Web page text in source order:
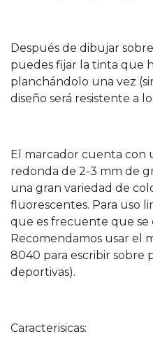
Después de dibujar
puedes fijar la tinta que
planchándolo una vez
diseño será resistente a
El marcador cuenta con
redonda de 2-3 mm de
una gran variedad de
fluorescentes. Para uso
que es frecuente que se
Recomendamos usar el
8040 para escribir sobre
deportivas).
Caracterisicas: